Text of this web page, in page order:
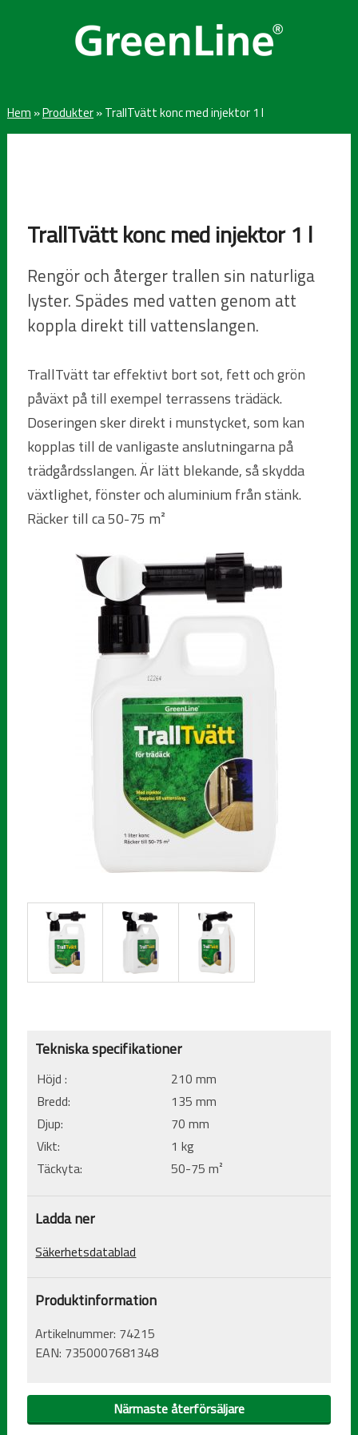
Hem »Produkter»TrallTvätt konc med injektor 1 l
TrallTvätt konc med injektor 1 l
Rengör och återger trallen sin naturliga
lyster. Spädes med vatten genom att
koppla direkt till vattenslangen.
TrallTvätt tar effektivt bort sot, fett och grön
påväxt på till exempel terrassens trädäck.
Doseringen sker direkt i munstycket, som kan
kopplas till de vanligaste anslutningarna på
trädgårdsslangen. Är lätt blekande, så skydda
växtlighet, fönster och aluminium från stänk.
Räcker till ca 50-75 m²
Tekniska specifikationer
Höjd :
210 mm
Bredd:
135 mm
Djup:
70 mm
Vikt:
1 kg
Täckyta:
50-75 m²
Ladda ner
Säkerhetsdatablad
Produktinformation
Artikelnummer: 74215
EAN: 7350007681348
Närmaste återförsäljare